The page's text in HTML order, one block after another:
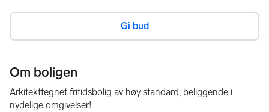
Gi bud
Om boligen
Arkitekttegnet fritidsbolig av høy standard, beliggende i
nydelige omgivelser!